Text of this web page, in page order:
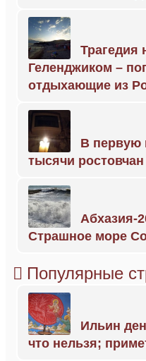
Трагедия
Геленджиком –
отдыхающие из
В первую
тысячи ростовчан
Абхазия-
Страшное море
Популярные
Ильин
что нельзя;